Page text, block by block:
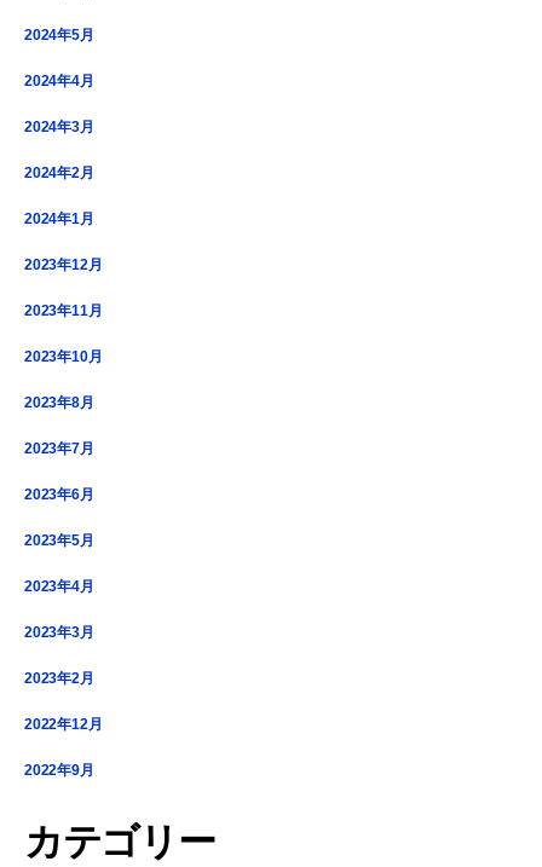
2024年5月
2024年4月
2024年3月
2024年2月
2024年1月
2023年12月
2023年11月
2023年10月
2023年8月
2023年7月
2023年6月
2023年5月
2023年4月
2023年3月
2023年2月
2022年12月
2022年9月
カテゴリー